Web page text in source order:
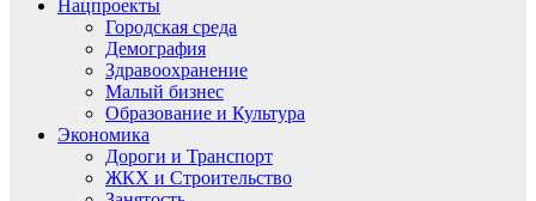
Нацпроекты
Городская среда
Демография
Здравоохранение
Малый бизнес
Образование и Культура
Экономика
Дороги и Транспорт
ЖКХ и Строительство